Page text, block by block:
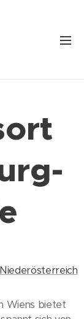
Niederösterreich
Wiens bietet